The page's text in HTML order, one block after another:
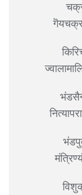
गॆयचक्र